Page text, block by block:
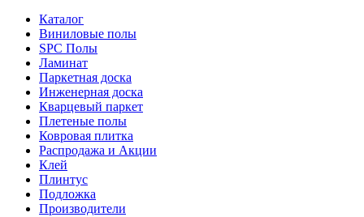
Каталог
Виниловые полы
SPC Полы
Ламинат
Паркетная доска
Инженерная доска
Кварцевый паркет
Плетеные полы
Ковровая плитка
Распродажа и Акции
Клей
Плинтус
Подложка
Производители